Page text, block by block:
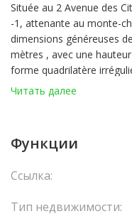
Située au 2 Avenue des
-1, attenante au monte-
dimensions généreuses
mètres , avec une
forme quadrilatère
Idéalement située au
Cet espace offre une
notamment même pour
dispose d’une
Читать далее
Функции
Ссылка:
Тип недвижимости: